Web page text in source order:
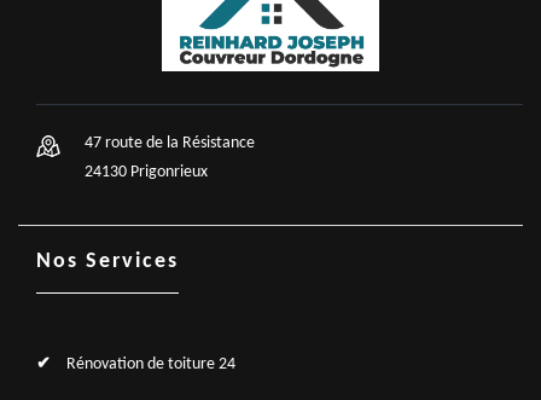
47 route de la Résistance
24130 Prigonrieux
Nos Services
Rénovation de toiture 24